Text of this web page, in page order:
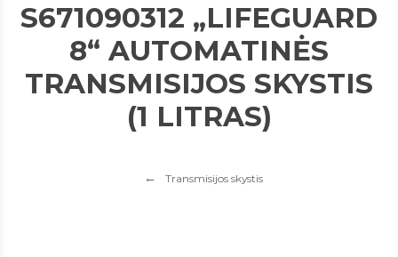
S671090312 „LIFEGUARD
8“ AUTOMATINĖS
TRANSMISIJOS SKYSTIS
(1 LITRAS)
Transmisijos skystis